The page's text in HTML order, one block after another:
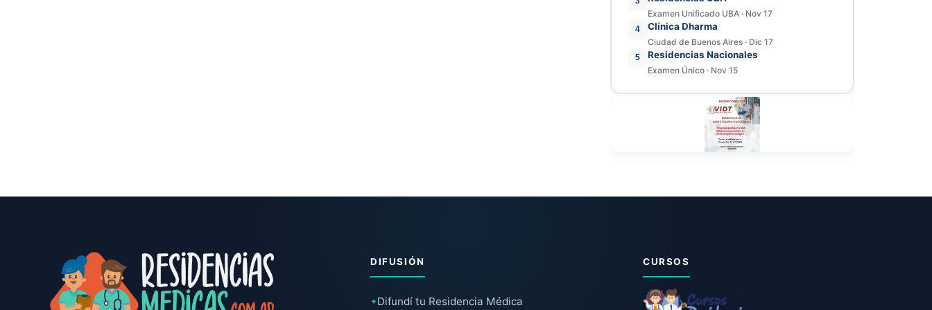
Examen Unificado UBA · Nov 17
4 Clínica Dharma
Ciudad de Buenos Aires · Dic 17
5 Residencias Nacionales
Examen Único · Nov 15
DIFUSIÓN
✦Difundí tu Residencia Médica
CURSOS